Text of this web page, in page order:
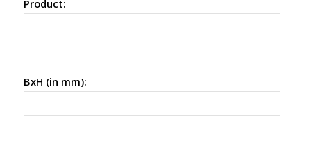
Product:
BxH (in mm):